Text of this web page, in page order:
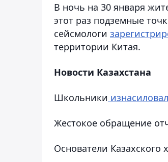
В ночь на 30 января
этот раз подземные
сейсмологи
территории Китая.
Новости Казахстана
Школьники
Жестокое обращение
Основатели Казахского